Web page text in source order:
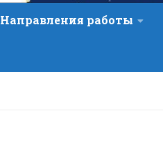
Направления работы